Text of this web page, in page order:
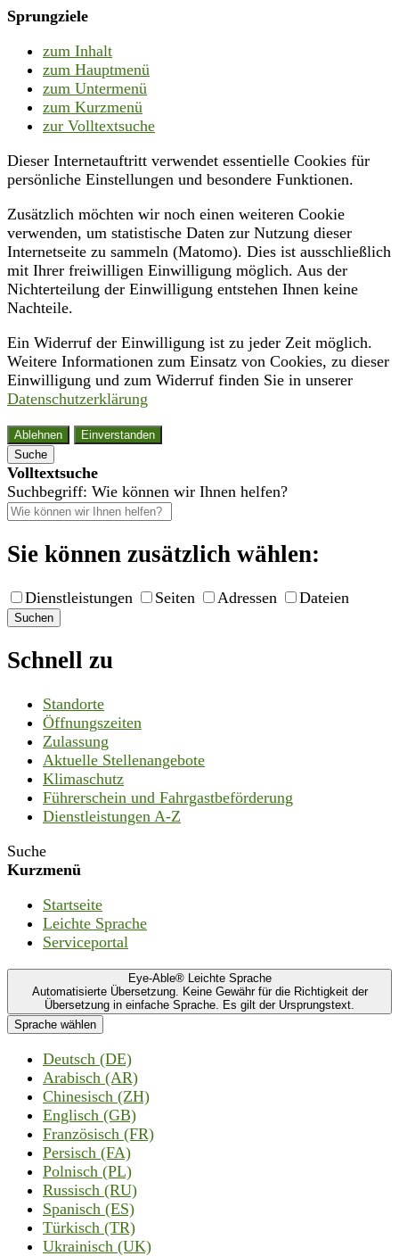
Sprungziele
zum Inhalt
zum Hauptmenü
zum Untermenü
zum Kurzmenü
zur Volltextsuche
Dieser Internetauftritt verwendet essentielle Cookies für
persönliche Einstellungen und besondere Funktionen.
Zusätzlich möchten wir noch einen weiteren Cookie
verwenden, um statistische Daten zur Nutzung dieser
Internetseite zu sammeln (Matomo). Dies ist ausschließlich
mit Ihrer freiwilligen Einwilligung möglich. Aus der
Nichterteilung der Einwilligung entstehen Ihnen keine
Nachteile.
Ein Widerruf der Einwilligung ist zu jeder Zeit möglich.
Weitere Informationen zum Einsatz von Cookies, zu dieser
Einwilligung und zum Widerruf finden Sie in unserer
Datenschutzerklärung
Ablehnen
Einverstanden
Suche
Volltextsuche
Suchbegriff: Wie können wir Ihnen helfen?
Sie können zusätzlich wählen:
Dienstleistungen Seiten Adressen Dateien
Suchen
Schnell zu
Standorte
Öffnungszeiten
Zulassung
Aktuelle Stellenangebote
Klimaschutz
Führerschein und Fahrgastbeförderung
Dienstleistungen A-Z
Suche
Kurzmenü
Startseite
Leichte Sprache
Serviceportal
Eye-Able® Leichte Sprache
Automatisierte Übersetzung. Keine Gewähr für die Richtigkeit der
Übersetzung in einfache Sprache. Es gilt der Ursprungstext.
Sprache wählen
Deutsch (DE)
Arabisch (AR)
Chinesisch (ZH)
Englisch (GB)
Französisch (FR)
Persisch (FA)
Polnisch (PL)
Russisch (RU)
Spanisch (ES)
Türkisch (TR)
Ukrainisch (UK)